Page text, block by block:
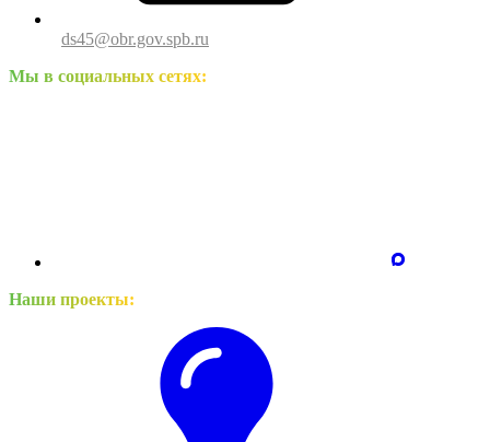
ds45@obr.gov.spb.ru
Мы в социальных сетях:
Наши проекты: